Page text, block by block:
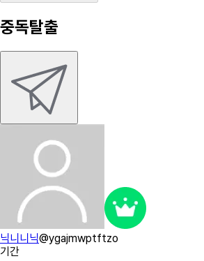
중독탈출
닉니니닉@ygajmwptftzo
기간